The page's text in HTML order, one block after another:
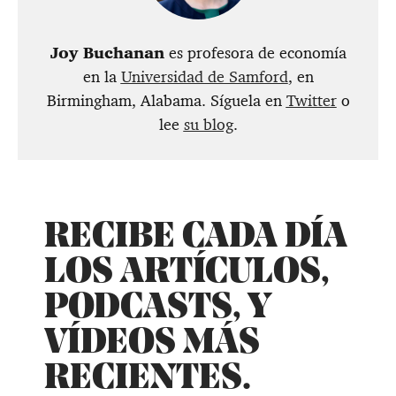
Joy Buchananes profesora de economía
en la Universidad de Samford, en
Birmingham, Alabama. Síguela en Twittero
lee su blog.
RECIBE CADA DÍA
LOS ARTÍCULOS,
PODCASTS, Y
VÍDEOS MÁS
RECIENTES.